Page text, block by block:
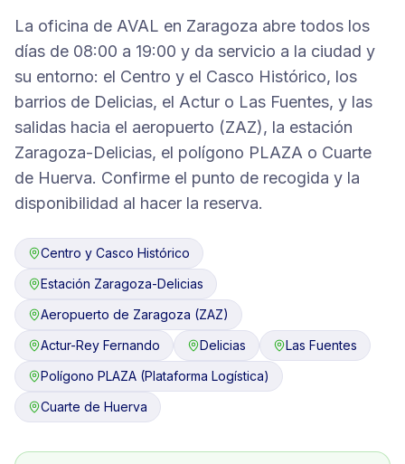
La oficina de AVAL en Zaragoza abre todos los
días de 08:00 a 19:00 y da servicio a la ciudad y
su entorno: el Centro y el Casco Histórico, los
barrios de Delicias, el Actur o Las Fuentes, y las
salidas hacia el aeropuerto (ZAZ), la estación
Zaragoza-Delicias, el polígono PLAZA o Cuarte
de Huerva. Confirme el punto de recogida y la
disponibilidad al hacer la reserva.
Centro y Casco Histórico
Estación Zaragoza-Delicias
Aeropuerto de Zaragoza (ZAZ)
Actur-Rey Fernando
Delicias
Las Fuentes
Polígono PLAZA (Plataforma Logística)
Cuarte de Huerva